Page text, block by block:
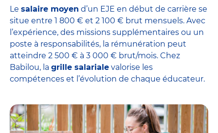
Le salaire moyen d’un EJE en début de carrière se
situe entre 1 800 € et 2 100 € brut mensuels. Avec
l’expérience, des missions supplémentaires ou un
poste à responsabilités, la rémunération peut
atteindre 2 500 € à 3 000 € brut/mois. Chez
Babilou, la grille salariale valorise les
compétences et l’évolution de chaque éducateur.